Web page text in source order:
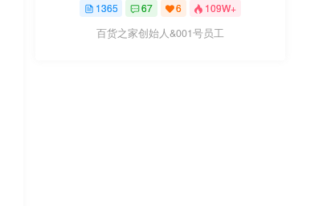
1365 67 6 109W+
百货之家创始人&001号员工